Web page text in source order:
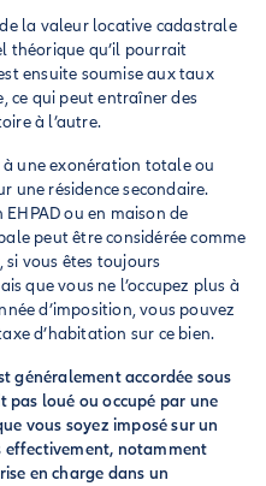
la valeur locative cadastrale
théorique qu’il pourrait
ensuite soumise aux taux
ce qui peut entraîner des
à l’autre.
une exonération totale ou
une résidence secondaire.
ou en maison de
peut être considérée comme
si vous êtes toujours
que vous ne l’occupez plus à
d’imposition, vous pouvez
d’habitation sur ce bien.
généralement accordée sous
pas loué ou occupé par une
vous soyez imposé sur un
effectivement, notamment
en charge dans un